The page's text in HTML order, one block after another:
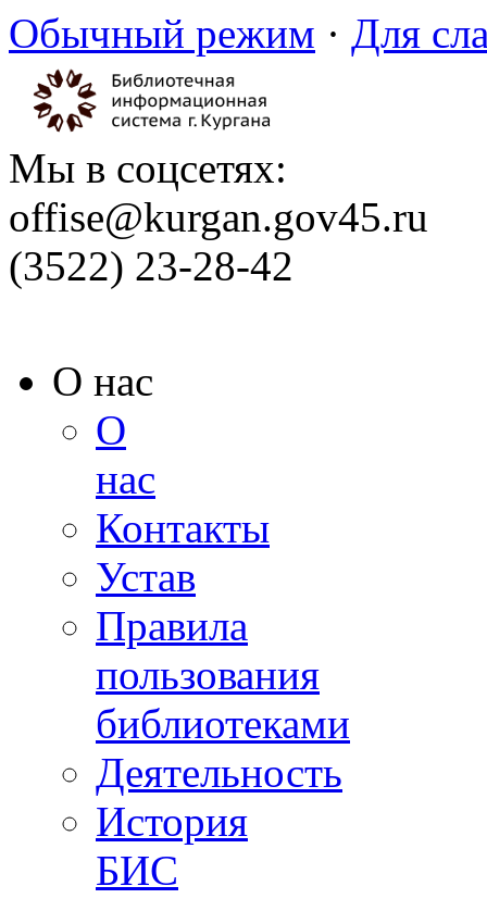
Обычный режим · Для
Мы в соцсетях:
offise@kurgan.gov45.ru
(3522) 23-28-42
О нас
О
нас
Контакты
Устав
Правила
пользования
библиотеками
Деятельность
История
БИС